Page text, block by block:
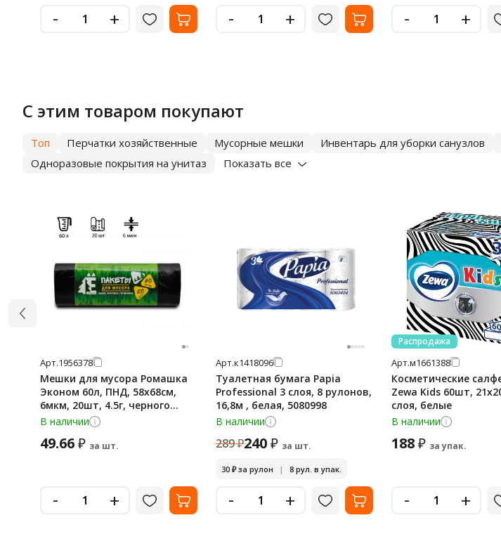
- + - + - +
С этим товаром покупают
Топ Перчатки хозяйственные Мусорные мешки Инвентарь для уборки санузлов
Одноразовые покрытия на унитаз
Показать все
Арт.1956378
Мешки для мусора Ромашка
Эконом 60л, ПНД, 58х68см,
6мкм, 20шт, 4.5г, черного
цвета, в рулоне
В наличии
49.66₽ за шт.
- +
Арт.к1418096
Туалетная бумага Papia
Professional 3 слоя, 8 рулонов,
16,8м , белая, 5080998
В наличии
289₽240₽ за шт.
30 ₽за рулон | 8 рул. в упак.
- +
Распродажа
Арт.м1661388
Косметические
Zewa Kids 60шт,
слоя, белые
В наличии
188₽ за упак.
- +